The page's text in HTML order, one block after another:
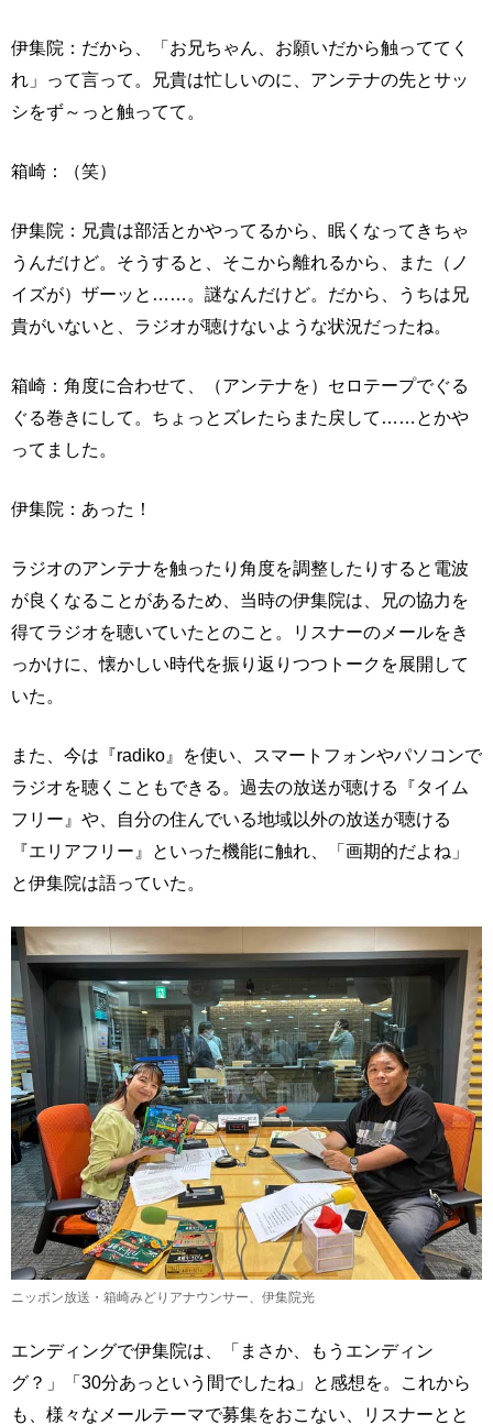
伊集院：だから、「お兄ちゃん、お願いだから触っててく
れ」って言って。兄貴は忙しいのに、アンテナの先とサッ
シをず～っと触ってて。
箱崎：（笑）
伊集院：兄貴は部活とかやってるから、眠くなってきちゃ
うんだけど。そうすると、そこから離れるから、また（ノ
イズが）ザーッと……。謎なんだけど。だから、うちは兄
貴がいないと、ラジオが聴けないような状況だったね。
箱崎：角度に合わせて、（アンテナを）セロテープでぐる
ぐる巻きにして。ちょっとズレたらまた戻して……とかや
ってました。
伊集院：あった！
ラジオのアンテナを触ったり角度を調整したりすると電波
が良くなることがあるため、当時の伊集院は、兄の協力を
得てラジオを聴いていたとのこと。リスナーのメールをき
っかけに、懐かしい時代を振り返りつつトークを展開して
いた。
また、今は『radiko』を使い、スマートフォンやパソコンで
ラジオを聴くこともできる。過去の放送が聴ける『タイム
フリー』や、自分の住んでいる地域以外の放送が聴ける
『エリアフリー』といった機能に触れ、「画期的だよね」
と伊集院は語っていた。
ニッポン放送・箱崎みどりアナウンサー、伊集院光
エンディングで伊集院は、「まさか、もうエンディン
グ？」「30分あっという間でしたね」と感想を。これから
も、様々なメールテーマで募集をおこない、リスナーとと